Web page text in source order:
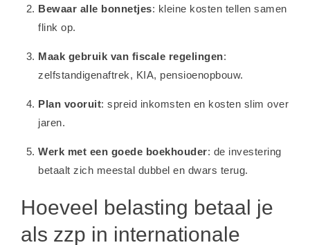
Bewaar alle bonnetjes: kleine kosten tellen samen
flink op.
Maak gebruik van fiscale regelingen:
zelfstandigenaftrek, KIA, pensioenopbouw.
Plan vooruit: spreid inkomsten en kosten slim over
jaren.
Werk met een goede boekhouder: de investering
betaalt zich meestal dubbel en dwars terug.
Hoeveel belasting betaal je
als zzp in internationale